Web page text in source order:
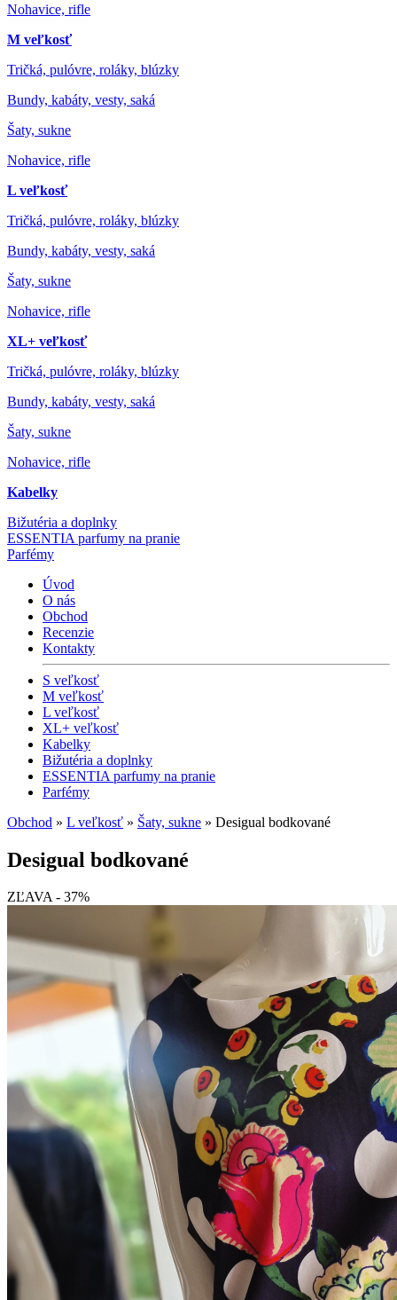
Nohavice, rifle
M veľkosť
Tričká, pulóvre, roláky, blúzky
Bundy, kabáty, vesty, saká
Šaty, sukne
Nohavice, rifle
L veľkosť
Tričká, pulóvre, roláky, blúzky
Bundy, kabáty, vesty, saká
Šaty, sukne
Nohavice, rifle
XL+ veľkosť
Tričká, pulóvre, roláky, blúzky
Bundy, kabáty, vesty, saká
Šaty, sukne
Nohavice, rifle
Kabelky
Bižutéria a doplnky
ESSENTIA parfumy na pranie
Parfémy
Úvod
O nás
Obchod
Recenzie
Kontakty
S veľkosť
M veľkosť
L veľkosť
XL+ veľkosť
Kabelky
Bižutéria a doplnky
ESSENTIA parfumy na pranie
Parfémy
Obchod » L veľkosť » Šaty, sukne » Desigual bodkované
Desigual bodkované
ZĽAVA - 37%